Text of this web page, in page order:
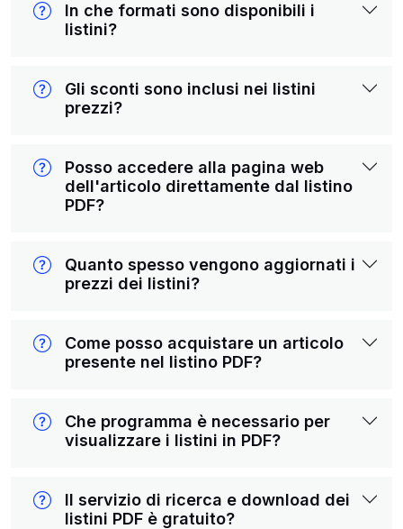
In che formati sono disponibili i
listini?
Gli sconti sono inclusi nei listini
prezzi?
Posso accedere alla pagina web
dell'articolo direttamente dal listino
PDF?
Quanto spesso vengono aggiornati i
prezzi dei listini?
Come posso acquistare un articolo
presente nel listino PDF?
Che programma è necessario per
visualizzare i listini in PDF?
Il servizio di ricerca e download dei
listini PDF è gratuito?